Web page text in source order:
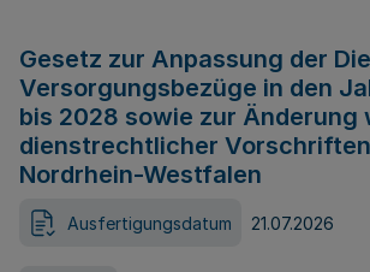
Gesetz zur Anpassung der
Versorgungsbezüge in den
bis 2028 sowie zur Änderung
dienstrechtlicher
Nordrhein-Westfalen
Ausfertigungsdatum 21.07.2026